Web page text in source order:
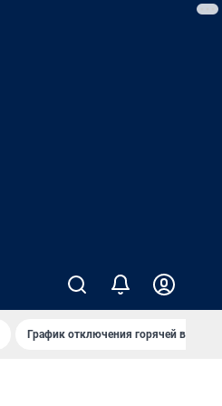
График отключения горячей воды в